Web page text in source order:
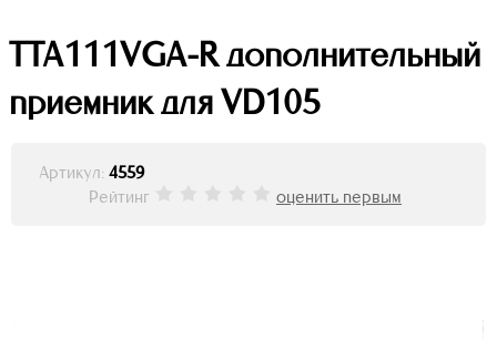
TTA111VGA-R дополнительный
приемник для VD105
Артикул: 4559
Рейтинг
оценить первым